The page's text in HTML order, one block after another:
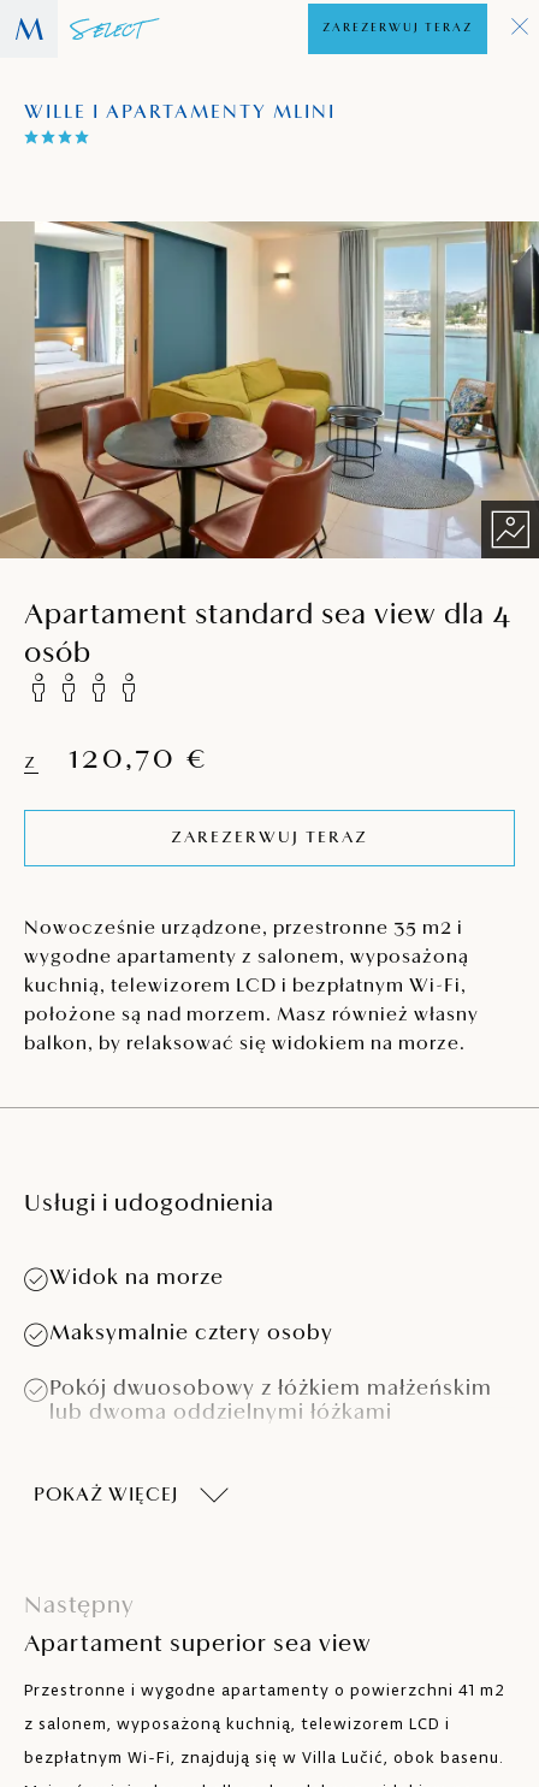
WILLE I APARTAMENTY MLINI
ZAREZERWUJ TERAZ
Apartament standard sea view dla 4
osób
Z 120,70 €
ZAREZERWUJ TERAZ
Nowocześnie urządzone, przestronne 35 m2 i
wygodne apartamenty z salonem, wyposażoną
kuchnią, telewizorem LCD i bezpłatnym Wi-Fi,
położone są nad morzem. Masz również własny
balkon, by relaksować się widokiem na morze.
Usługi i udogodnienia
Widok na morze
Maksymalnie cztery osoby
Pokój dwuosobowy z łóżkiem małżeńskim
lub dwoma oddzielnymi łóżkami
Kuchnia (czajnik, lodówka, płyta grzewcza,
Suszarka do włosów
Kosmetyki w łazience
POKAŻ WIĘCEJ
Następny
Apartament superior sea view
Przestronne i wygodne apartamenty o powierzchni 41 m2
z salonem, wyposażoną kuchnią, telewizorem LCD i
bezpłatnym Wi-Fi, znajdują się w Villa Lučić, obok basenu.